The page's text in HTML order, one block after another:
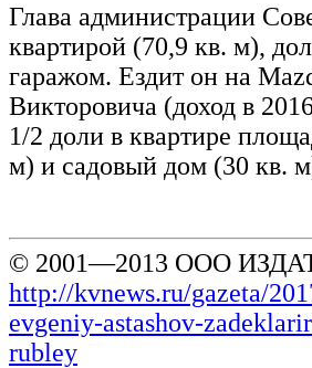
Глава администрации
квартирой (70,9 кв. м),
гаражом. Ездит он на
Викторовича (доход в
1/2 доли в квартире
м) и садовый дом (30 кв.
© 2001—2013 ООО
http://kvnews.ru/gazeta/
evgeniy-astashov-
rubley